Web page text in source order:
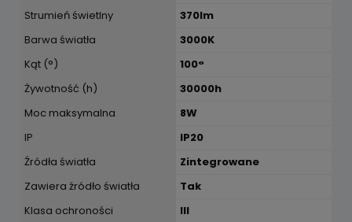
Strumień świetlny
370lm
Barwa światła
3000K
Kąt (°)
100°
Żywotność (h)
30000h
Moc maksymalna
8W
IP
IP20
Źródła światła
Zintegrowane
Zawiera źródło światła
Tak
Klasa ochroności
III